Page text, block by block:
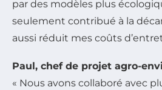
par des modèles plus
seulement contribué à la
aussi réduit mes coûts
Paul, chef de projet agro-
« Nous avons collaboré avec